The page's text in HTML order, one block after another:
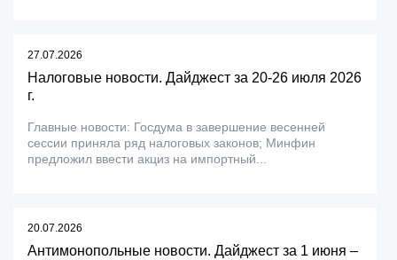
27.07.2026
Налоговые новости. Дайджест за 20-26 июля 2026
г.
Главные новости: Госдума в завершение весенней
сессии приняла ряд налоговых законов; Минфин
предложил ввести акциз на импортный...
20.07.2026
Антимонопольные новости. Дайджест за 1 июня –